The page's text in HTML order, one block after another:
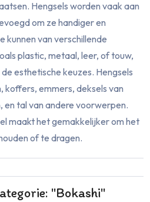
Hengsels worden vaak aan
om ze handiger en
kunnen van verschillende
plastic, metaal, leer, of touw,
esthetische keuzes. Hengsels
koffers, emmers, deksels van
en tal van andere voorwerpen.
maakt het gemakkelijker om het
of te dragen.
"Bokashi"